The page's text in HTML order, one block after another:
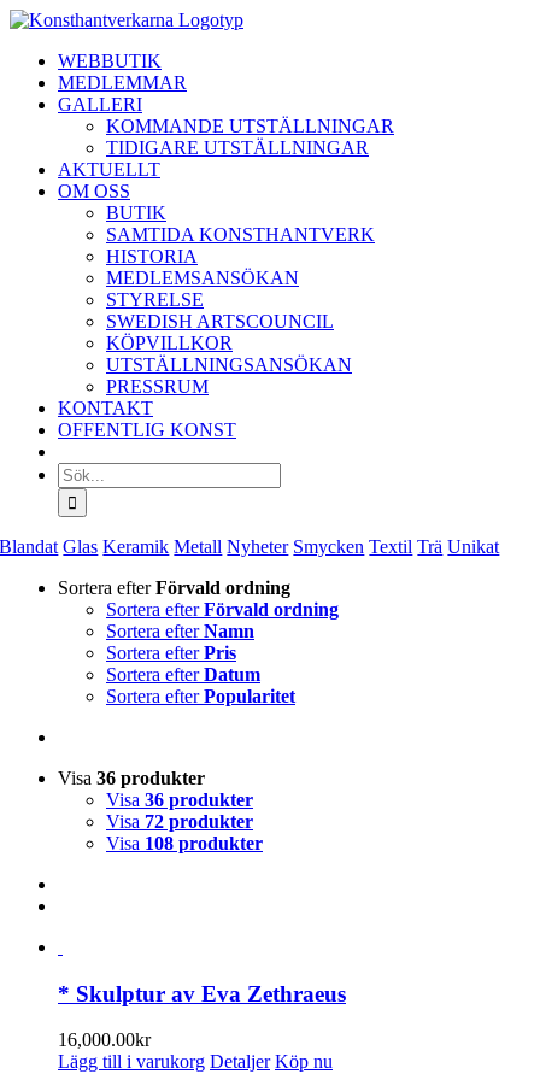
Fortsätt
innehålletWEBBUTIK
MEDLEMMAR
GALLERI
KOMMANDE UTSTÄLLNINGAR
TIDIGARE UTSTÄLLNINGAR
AKTUELLT
OM OSS
BUTIK
SAMTIDA KONSTHANTVERK
HISTORIA
MEDLEMSANSÖKAN
STYRELSE
SWEDISH ARTSCOUNCIL
KÖPVILLKOR
UTSTÄLLNINGSANSÖKAN
PRESSRUM
KONTAKT
OFFENTLIG KONST
Sök
efter:
Blandat Glas Keramik Metall Nyheter Smycken Textil Trä Unikat
Sortera efterFörvald ordning
Sortera efterFörvald ordning
Sortera efterNamn
Sortera efterPris
Sortera efterDatum
Sortera efterPopularitet
Visa 36 produkter
Visa 36 produkter
Visa 72 produkter
Visa 108 produkter
* Skulptur av Eva Zethraeus
16,000.00kr
Lägg till i varukorg Detaljer Köp nu